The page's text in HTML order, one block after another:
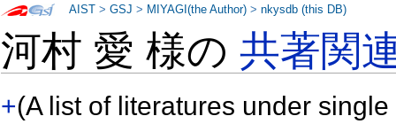
河村 愛 様の共著関
+(A list of literatures under
AIST >GSJ > MIYAGI(the Author) >nkysdb (this DB)